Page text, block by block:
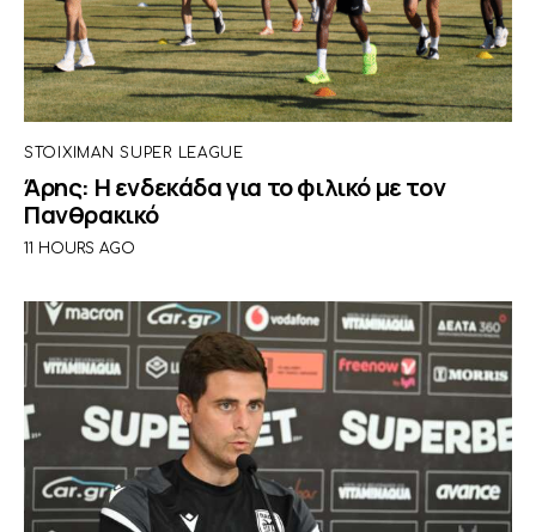
STOIXIMAN SUPER LEAGUE
Άρης: Η ενδεκάδα για το φιλικό με τον
Πανθρακικό
11 HOURS AGO